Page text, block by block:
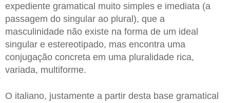
expediente gramatical muito simples e imediata (a
passagem do singular ao plural), que a
masculinidade não existe na forma de um ideal
singular e estereotipado, mas encontra uma
conjugação concreta em uma pluralidade rica,
variada, multiforme.
O italiano, justamente a partir desta base gramatical